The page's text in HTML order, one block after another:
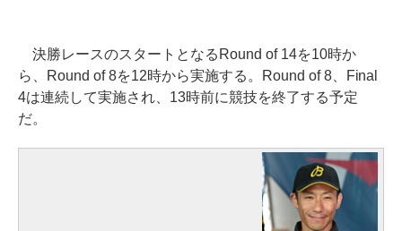
決勝レースのスタートとなるRound of 14を10時か
ら、Round of 8を12時から実施する。Round of 8、Final
4は連続して実施され、13時前に競技を終了する予定
だ。